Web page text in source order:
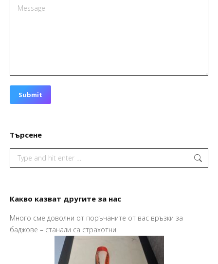
Message
Submit
Търсене
Search:
Какво казват другите за нас
Много сме доволни от поръчаните от вас връзки за
баджове – станали са страхотни.